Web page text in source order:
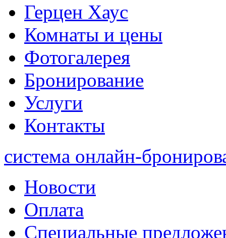
Герцен Хаус
Комнаты и цены
Фотогалерея
Бронирование
Услуги
Контакты
система онлайн-
Новости
Оплата
Специальные